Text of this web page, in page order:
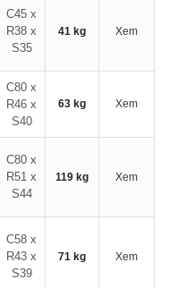
C45 x
R38 x
S35
41 kg Xem
C80 x
R46 x
S40
63 kg Xem
C80 x
R51 x
S44
119 kg Xem
C58 x
R43 x
S39
71 kg Xem